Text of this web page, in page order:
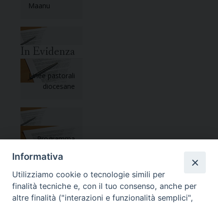
Maanu
In Evidenza
Linee pastorali
diocesane
Programma
2014-2015
Informativa
Utilizziamo cookie o tecnologie simili per
finalità tecniche e, con il tuo consenso, anche per
altre finalità ("interazioni e funzionalità semplici",